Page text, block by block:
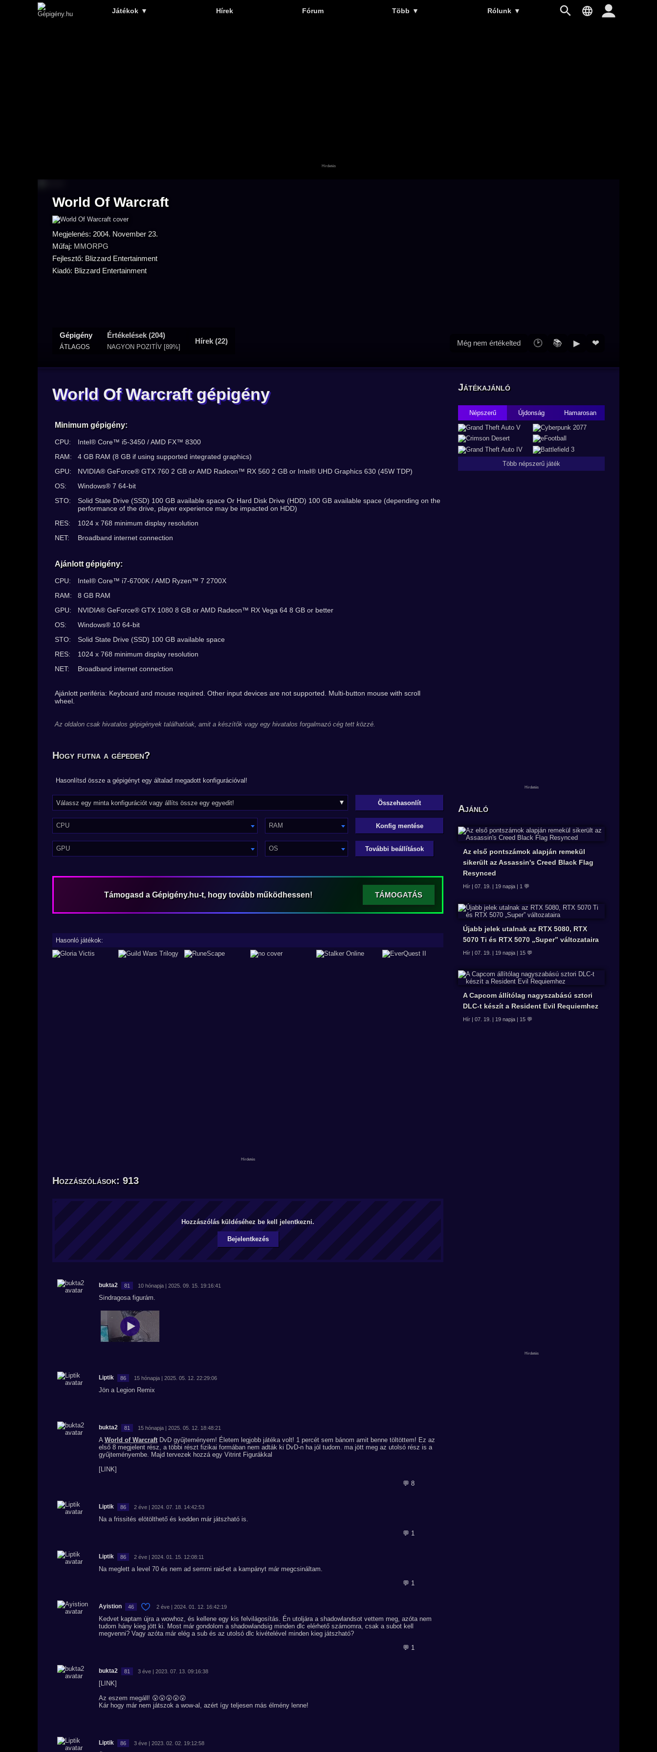
Játékok ▼ Hírek Fórum Több ▼ Rólunk ▼
World Of Warcraft
Megjelenés: 2004. November 23.
Műfaj: MMORPG
Fejlesztő: Blizzard Entertainment
Kiadó: Blizzard Entertainment
Gépigény
ÁTLAGOS
Értékelések (204)
NAGYON POZITÍV [89%]
Hírek (22) Még nem értékelted 🕑 📚 ▶ ❤
World Of Warcraft gépigény
Minimum gépigény:
CPU:
Intel® Core™ i5-3450 / AMD FX™ 8300
RAM:
4 GB RAM (8 GB if using supported integrated graphics)
GPU:
NVIDIA® GeForce® GTX 760 2 GB or AMD Radeon™ RX 560 2 GB or Intel® UHD Graphics 630 (45W TDP)
OS:
Windows® 7 64-bit
STO:
Solid State Drive (SSD) 100 GB available space Or Hard Disk Drive (HDD) 100 GB available space (depending on the
performance of the drive, player experience may be impacted on HDD)
RES:
1024 x 768 minimum display resolution
NET:
Broadband internet connection
Ajánlott gépigény:
CPU:
Intel® Core™ i7-6700K / AMD Ryzen™ 7 2700X
RAM:
8 GB RAM
GPU:
NVIDIA® GeForce® GTX 1080 8 GB or AMD Radeon™ RX Vega 64 8 GB or better
OS:
Windows® 10 64-bit
STO:
Solid State Drive (SSD) 100 GB available space
RES:
1024 x 768 minimum display resolution
NET:
Broadband internet connection
Ajánlott periféria: Keyboard and mouse required. Other input devices are not supported. Multi-button mouse with scroll
wheel.
Az oldalon csak hivatalos gépigények találhatóak, amit a készítők vagy egy hivatalos forgalmazó cég tett közzé.
Hogy futna a gépeden?
Hasonlítsd össze a gépigényt egy általad megadott konfigurációval!
CPU RAM
GPU OS
Konfig mentése
További beállítások
Támogasd a Gépigény.hu-t, hogy tovább működhessen! TÁMOGATÁS
Hasonló játékok:
Hozzászólások: 913
Hozzászólás küldéséhez be kell jelentkezni.
Bejelentkezés
bukta2 81 10 hónapja | 2025. 09. 15. 19:16:41
Sindragosa figurám.
Liptik 86 15 hónapja | 2025. 05. 12. 22:29:06
Jön a Legion Remix
bukta2 81 15 hónapja | 2025. 05. 12. 18:48:21
A World of WarcraftDvD gyűjteményem! Életem legjobb játéka volt! 1 percét sem bánom amit benne töltöttem! Ez az
első 8 megjelent rész, a többi részt fizikai formában nem adták ki DvD-n ha jól tudom. ma jött meg az utolsó rész is a
gyűjteményembe. Majd tervezek hozzá egy Vitrint Figurákkal
[LINK]
💬 8
Liptik 86 2 éve | 2024. 07. 18. 14:42:53
Na a frissités elötölthető és kedden már játszható is.
💬 1
Liptik 86 2 éve | 2024. 01. 15. 12:08:11
Na meglett a level 70 és nem ad semmi raid-et a kampányt már megcsináltam.
💬 1
Ayistion 46 2 éve | 2024. 01. 12. 16:42:19
Kedvet kaptam újra a wowhoz, és kellene egy kis felvilágosítás. Én utoljára a shadowlandsot vettem meg, azóta nem
tudom hány kieg jött ki. Most már gondolom a shadowlandsig minden dlc elérhető számomra, csak a subot kell
megvenni? Vagy azóta már elég a sub és az utolsó dlc kivételével minden kieg játszható?
💬 1
bukta2 81 3 éve | 2023. 07. 13. 09:16:38
[LINK]
Az eszem megáll! 😮😮😮😮😮
Kár hogy már nem játszok a wow-al, azért így teljesen más élmény lenne!
Liptik 86 3 éve | 2023. 02. 02. 19:12:58
Játékajánló
Népszerű Újdonság Hamarosan
Több népszerű játék
Ajánló
Az első pontszámok alapján remekül
sikerült az Assassin's Creed Black Flag
Resynced
Hír | 07. 19. | 19 napja | 1 💬
Újabb jelek utalnak az RTX 5080, RTX
5070 Ti és RTX 5070 „Super” változataira
Hír | 07. 19. | 19 napja | 15 💬
A Capcom állítólag nagyszabású sztori
DLC-t készít a Resident Evil Requiemhez
Hír | 07. 19. | 19 napja | 15 💬